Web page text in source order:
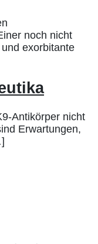
noch nicht
exorbitante
Antikörper nicht
Erwartungen,